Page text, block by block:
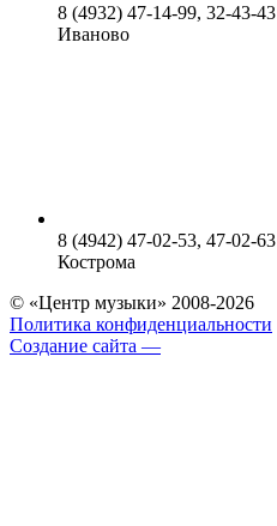
8 (4932) 47-14-99, 32-43-43
Иваново
8 (4942) 47-02-53, 47-02-63
Кострома
© «Центр музыки» 2008-2026
Политика конфиденциальности
Создание сайта —